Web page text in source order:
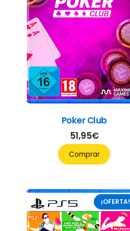
Poker Club
51,95€
Comprar
¡OFERTA!